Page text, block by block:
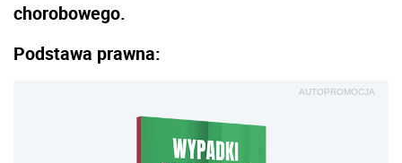
chorobowego.
Podstawa prawna:
AUTOPROMOCJA